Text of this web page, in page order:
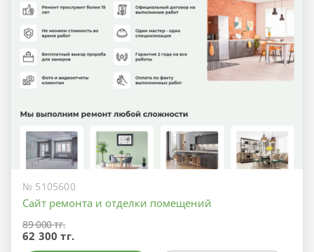
№ 5105600
Сайт ремонта и отделки помещений
89 000 тг.
62 300 тг.